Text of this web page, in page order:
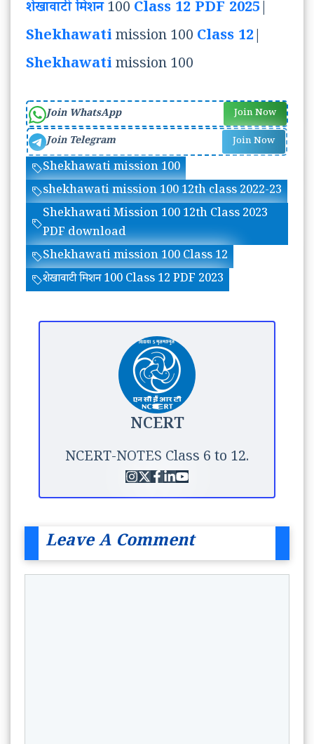
शेखावाटी मिशन100 Class 12 PDF 2025|
Shekhawatimission 100 Class 12|
Shekhawatimission 100
Join WhatsApp Join Now
Join Telegram Join Now
Shekhawati mission 100
shekhawati mission 100 12th class 2022-23
Shekhawati Mission 100 12th Class 2023
PDF download
Shekhawati mission 100 Class 12
शेखावाटी मिशन 100 Class 12 PDF 2023
NCERT
NCERT-NOTES Class 6 to 12.
Leave A Comment